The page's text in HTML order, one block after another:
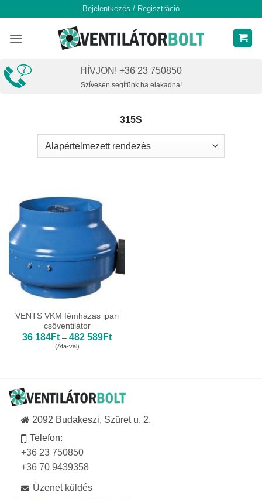
content
Bejelentkezés / Regisztráció
HÍVJON! +36 23 750850
Szívesen segítünk ha elakadna!
315S
VENTS VKM fémházas ipari
csőventilátor
36 184Ft – 482 589FtÁrtartomány:
(Áfa-val)
2092 Budakeszi, Szüret u. 2.
Telefon:
+36 23 750850
+36 70 9439358
Üzenet küldés